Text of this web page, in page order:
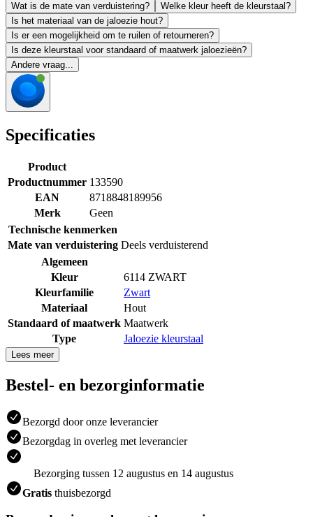
Wat is de mate van verduistering?
Welke kleur heeft de kleurstaal?
Is het materiaal van de jaloezie hout?
Is er een mogelijkheid om te ruilen of retourneren?
Is deze kleurstaal voor standaard of maatwerk jaloezieën?
Andere vraag...
Specificaties
Product
Productnummer 133590
EAN
8718848189956
Merk
Geen
Technische kenmerken
Mate van verduistering Deels verduisterend
Algemeen
Kleur
6114 ZWART
Kleurfamilie
Zwart
Materiaal
Hout
Standaard of maatwerk Maatwerk
Type
Jaloezie kleurstaal
Lees meer
Bestel- en bezorginformatie
Bezorgd door onze leverancier
Bezorgdag in overleg met leverancier
Bezorging tussen 12 augustus en 14 augustus
Gratis thuisbezorgd